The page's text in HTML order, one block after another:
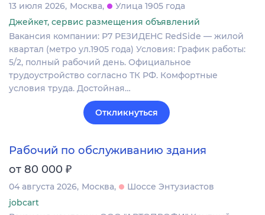
13 июля 2026 Москва
Улица 1905 года
Джейкет, сервис размещения объявлений
Вакансия компании: Р7 РЕЗИДЕНС RedSide — жилой
квартал (метро ул.1905 года) Условия: График работы:
5/2, полный рабочий день. Официальное
трудоустройство согласно ТК РФ. Комфортные
условия труда. Достойная…
Откликнуться
Рабочий по обслуживанию здания
от 80 000 ₽
04 августа 2026 Москва
Шоссе Энтузиастов
jobcart